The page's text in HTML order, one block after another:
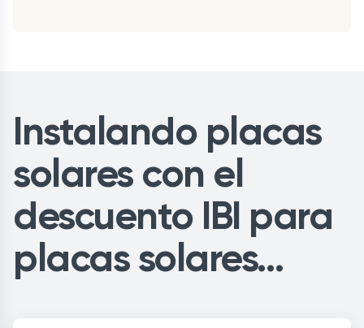
Instalando placas
solares con el
descuento IBI para
placas solares…